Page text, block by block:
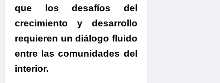
que los desafíos del
crecimiento y desarrollo
requieren un diálogo fluido
entre las comunidades del
interior.